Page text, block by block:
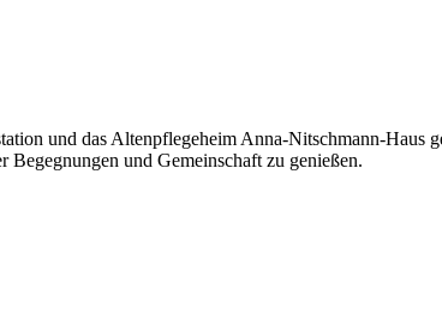
und das Altenpflegeheim Anna-Nitschmann-Haus
und Gemeinschaft zu genießen.